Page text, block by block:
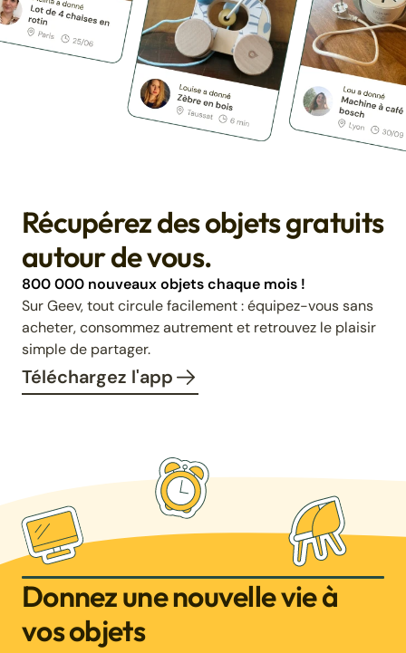
Récupérez des objets gratuits
autour de vous.
800 000 nouveaux objets chaque mois !
Sur Geev, tout circule facilement : équipez-vous sans
acheter, consommez autrement et retrouvez le plaisir
simple de partager.
Téléchargez l'app
Donnez une nouvelle vie à
vos objets